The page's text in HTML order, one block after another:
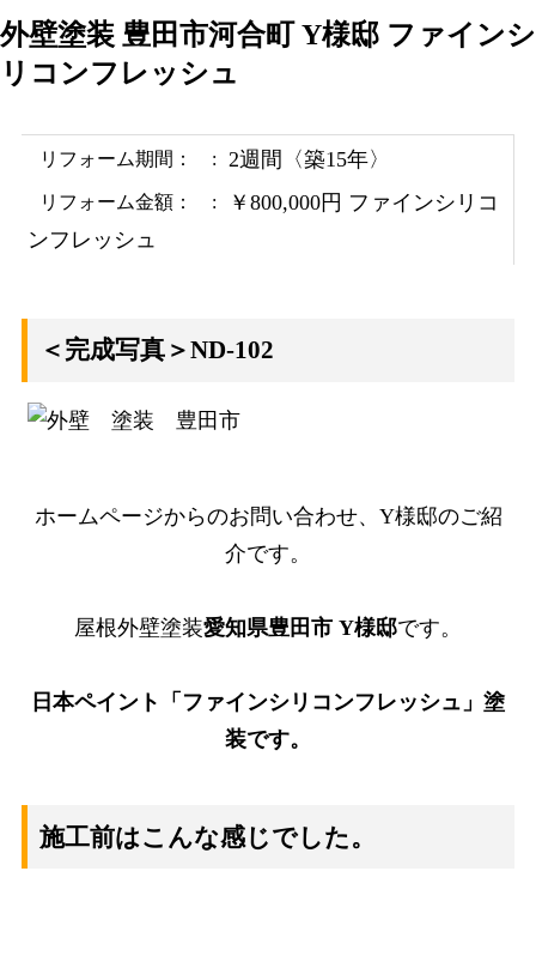
外壁塗装 豊田市河合町 Y様邸 ファインシ
リコンフレッシュ
リフォーム期間： 2週間〈築15年〉
リフォーム金額：
￥800,000円 ファインシリコ
ンフレッシュ
＜完成写真＞ND-102
ホームページからのお問い合わせ、Y様邸のご紹
介です。
屋根外壁塗装愛知県豊田市 Y様邸です。
日本ペイント「ファインシリコンフレッシュ」塗
装です。
施工前はこんな感じでした。